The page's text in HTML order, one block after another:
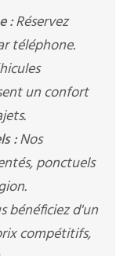
:Réservez
téléphone.
un confort
:Nos
ponctuels
bénéficiez d'un
compétitifs,